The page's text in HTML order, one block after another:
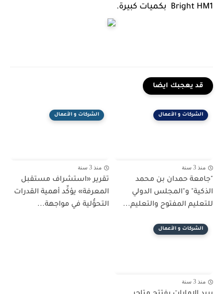
Bright HM1 بكميات كبيرة.
قد يعجبك ايضا
الشركات و الأعمال
منذ 3 سنة
"جامعة حمدان بن محمد
الذكية" و"المجلس الدولي
للتعليم المفتوح والتعليم...
الشركات و الأعمال
منذ 3 سنة
تقرير «استشراف مستقبل
المعرفة» يؤكِّد أهمية القدرات
التحوُّلية في مواجهة...
الشركات و الأعمال
منذ 3 سنة